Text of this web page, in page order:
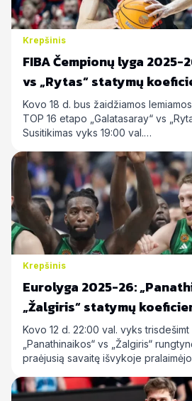
Krepšinis
FIBA Čempionų lyga 2025-
vs „Rytas“ statymų
Kovo 18 d. bus žaidžiamos
TOP 16 etapo „Galatasaray“ vs
Susitikimas vyks 19:00 val.…
Krepšinis
Eurolyga 2025-26:
„Žalgiris“ statymų
Kovo 12 d. 22:00 val. vyks
„Panathinaikos“ vs „Žalgiris“
praėjusią savaitę išvykoje